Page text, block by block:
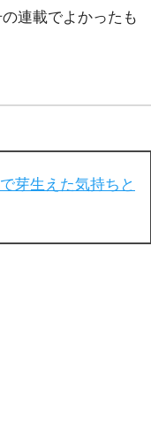
連載でよかったも
芽生えた気持ちと